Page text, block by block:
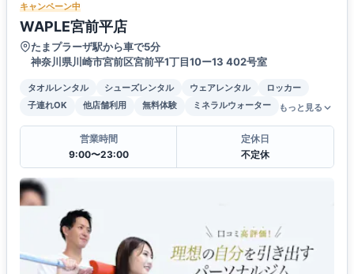
キャンペーン中
WAPLE宮前平店
たまプラーザ駅から車で5分
神奈川県川崎市宮前区宮前平1丁目10ー13 402号室
タオルレンタル シューズレンタル ウェアレンタル
ロッカー
子連れOK
他店舗利用 無料体験 ミネラルウォーター もっと見る
営業時間
9:00〜23:00
定休日
不定休